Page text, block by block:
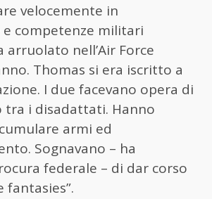
velocemente in
competenze militari
arruolato nell’Air Force
Thomas si era iscritto a
I due facevano opera di
tra i disadattati. Hanno
armi ed
Sognavano – ha
federale – di dar corso
fantasies”.